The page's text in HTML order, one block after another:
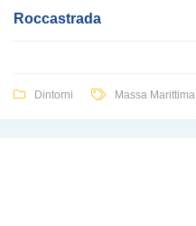
Roccastrada
Dintorni Massa Marittima